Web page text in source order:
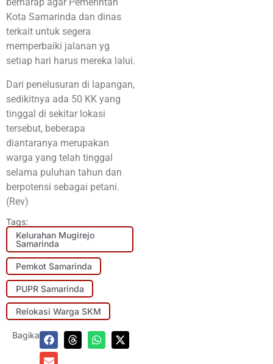
berharap agar Pemerintah
Kota Samarinda dan dinas
terkait untuk segera
memperbaiki jalanan yg
setiap hari harus mereka lalui.
Dari penelusuran di lapangan,
sedikitnya ada 50 KK yang
tinggal di sekitar lokasi
tersebut, beberapa
diantaranya merupakan
warga yang telah tinggal
selama puluhan tahun dan
berpotensi sebagai petani.
(Rev)
Tags:
Kelurahan Mugirejo
Samarinda
Pemkot Samarinda
PUPR Samarinda
Relokasi Warga SKM
Bagikan: